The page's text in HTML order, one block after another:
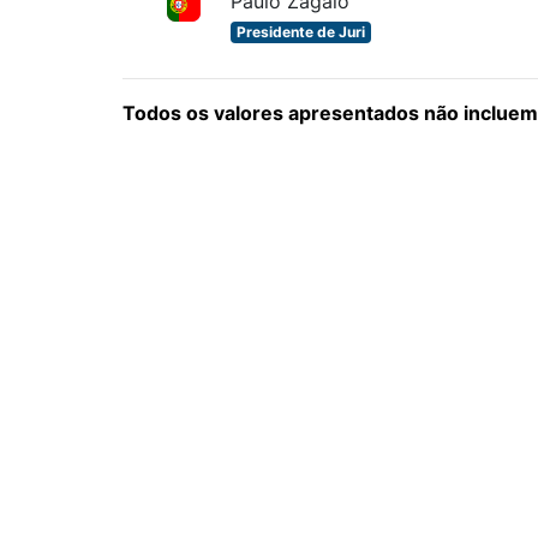
Presidente de Juri
Todos os valores apresentados não